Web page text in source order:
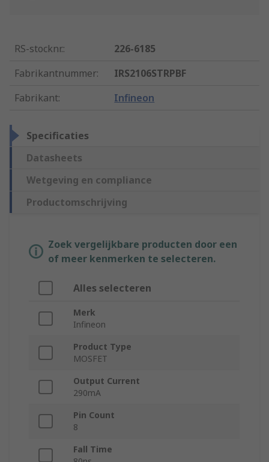
RS-stocknr.:
226-6185
Fabrikantnummer:
IRS2106STRPBF
Fabrikant: Infineon
Specificaties
Datasheets
Wetgeving en compliance
Productomschrijving
Zoek vergelijkbare producten door een
of meer kenmerken te selecteren.
Alles selecteren
Merk
Infineon
Product Type
MOSFET
Output Current
290mA
Pin Count
8
Fall Time